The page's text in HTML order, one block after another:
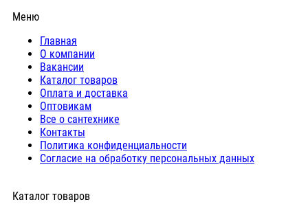
Меню
Главная
О компании
Вакансии
Каталог товаров
Оплата и доставка
Оптовикам
Все о сантехнике
Контакты
Политика конфиденциальности
Согласие на обработку персональных данных
Каталог товаров